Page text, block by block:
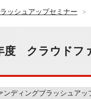
ッシュアップセミナー
度 クラウドフ
ンディングブラッシュアッ